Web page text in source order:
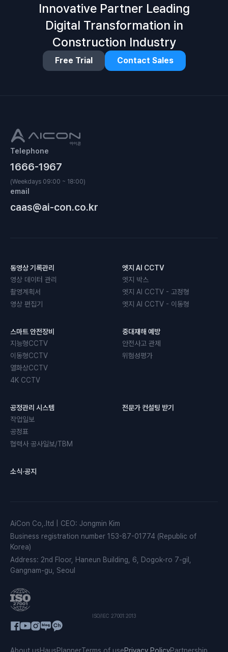
Innovative Partner Leading
Digital Transformation in
Construction Industry
Free Trial Contact Sales
Telephone
1666-1967
(Weekdays 09:00 ~ 18:00)
email
caas@ai-con.co.kr
동영상 기록관리
영상 데이터 관리
촬영계획서
영상 편집기
엣지 AI CCTV
엣지 박스
엣지 AI CCTV - 고정형
엣지 AI CCTV - 이동형
스마트 안전장비
지능형CCTV
이동형CCTV
열화상CCTV
4K CCTV
중대재해 예방
안전사고 관제
위험성평가
공정관리 시스템
작업일보
공정표
협력사 공사일보/TBM
전문가 컨설팅 받기
소식·공지
AiCon Co,.ltd CEO: Jongmin Kim
Business registration number 153-87-01774 (Republic of
Korea)
Address: 2nd Floor, Haneun Building, 6, Dogok-ro 7-gil,
Gangnam-gu, Seoul
ISO/IEC 27001:2013